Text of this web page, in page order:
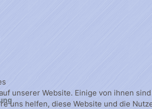
unserer Website. Einige von ihnen
uns helfen, diese Website und die